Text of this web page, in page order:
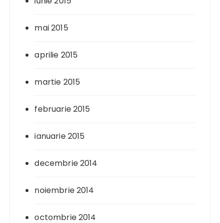
mai 2015
aprilie 2015
martie 2015
februarie 2015
ianuarie 2015
decembrie 2014
noiembrie 2014
octombrie 2014